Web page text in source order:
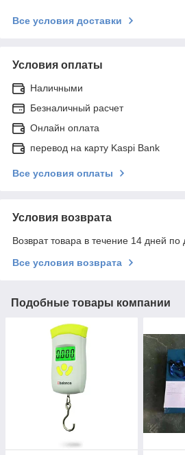
Все условия доставки
Условия оплаты
Наличными
Безналичный расчет
Онлайн оплата
перевод на карту Kaspi Bank
Все условия оплаты
Условия возврата
Возврат товара в течение 14 дней по
Все условия возврата
Подобные товары компании